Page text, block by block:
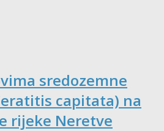
sredozemne
capitata) na
rijeke Neretve